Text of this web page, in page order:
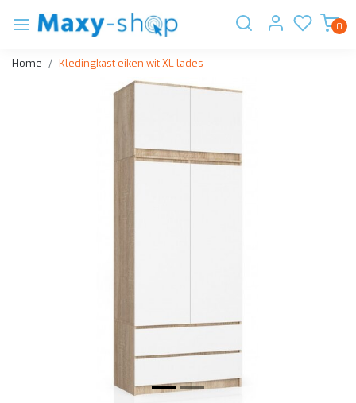
0
Home Kledingkast eiken wit XL lades